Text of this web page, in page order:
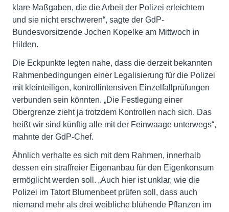
klare Maßgaben, die die Arbeit der Polizei erleichtern
und sie nicht erschweren“, sagte der GdP-
Bundesvorsitzende Jochen Kopelke am Mittwoch in
Hilden.
Die Eckpunkte legten nahe, dass die derzeit bekannten
Rahmenbedingungen einer Legalisierung für die Polizei
mit kleinteiligen, kontrollintensiven Einzelfallprüfungen
verbunden sein könnten. „Die Festlegung einer
Obergrenze zieht ja trotzdem Kontrollen nach sich. Das
heißt wir sind künftig alle mit der Feinwaage unterwegs“,
mahnte der GdP-Chef.
Ähnlich verhalte es sich mit dem Rahmen, innerhalb
dessen ein straffreier Eigenanbau für den Eigenkonsum
ermöglicht werden soll. „Auch hier ist unklar, wie die
Polizei im Tatort Blumenbeet prüfen soll, dass auch
niemand mehr als drei weibliche blühende Pflanzen im